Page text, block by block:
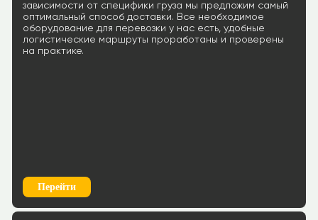
зависимости от специфики груза мы предложим самый
оптимальный способ доставки. Все необходимое
оборудование для перевозки у нас есть, удобные
логистические маршруты проработаны и проверены
на практике.
Перейти